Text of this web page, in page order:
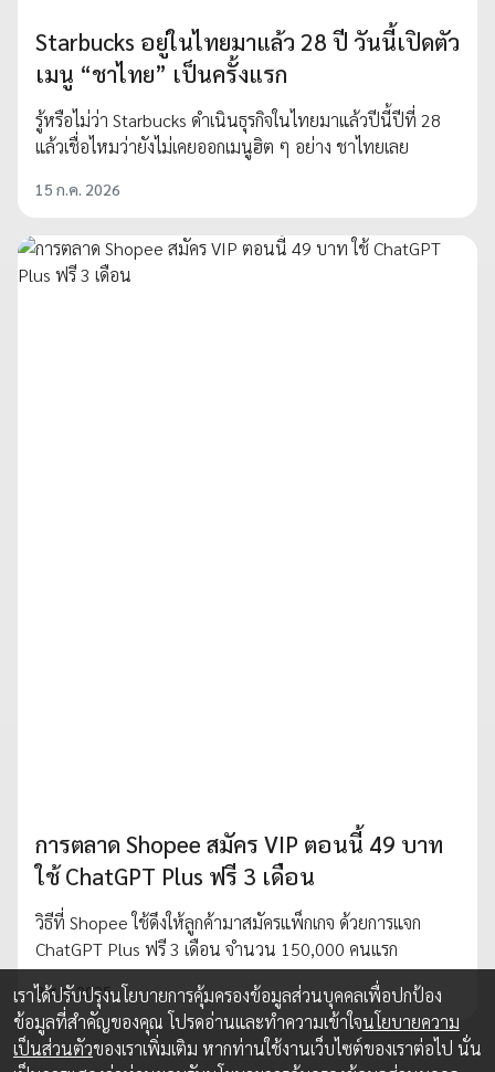
Starbucks อยู่ในไทยมาแล้ว 28 ปี วันนี้เปิดตัว
เมนู “ชาไทย” เป็นครั้งแรก
รู้หรือไม่ว่า Starbucks ดำเนินธุรกิจในไทยมาแล้วปีนี้ปีที่ 28
แล้วเชื่อไหมว่ายังไม่เคยออกเมนูฮิต ๆ อย่าง ชาไทยเลย
15 ก.ค. 2026
การตลาด Shopee สมัคร VIP ตอนนี้ 49 บาท
ใช้ ChatGPT Plus ฟรี 3 เดือน
วิธีที่ Shopee ใช้ดึงให้ลูกค้ามาสมัครแพ็กเกจ ด้วยการแจก
ChatGPT Plus ฟรี 3 เดือน จำนวน 150,000 คนแรก
8 ส.ค. 2025
เราได้ปรับปรุงนโยบายการคุ้มครองข้อมูลส่วนบุคคลเพื่อปกป้อง
ข้อมูลที่สำคัญของคุณ โปรดอ่านและทำความเข้าใจนโยบายความ
เป็นส่วนตัวของเราเพิ่มเติม หากท่านใช้งานเว็บไซต์ของเราต่อไป นั่น